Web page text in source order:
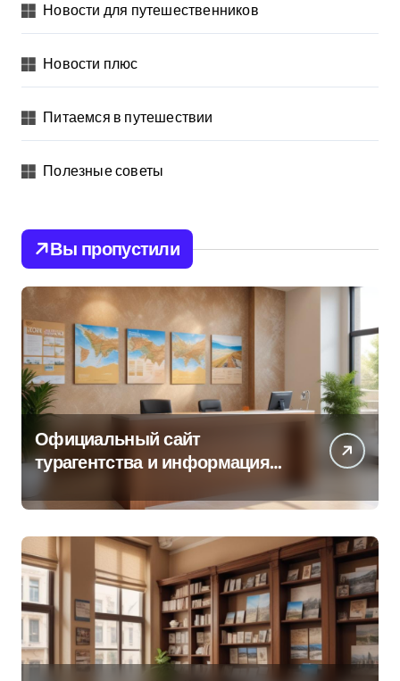
Новости для путешественников
Новости плюс
Питаемся в путешествии
Полезные советы
Вы пропустили
Официальный сайт
турагентства и информация